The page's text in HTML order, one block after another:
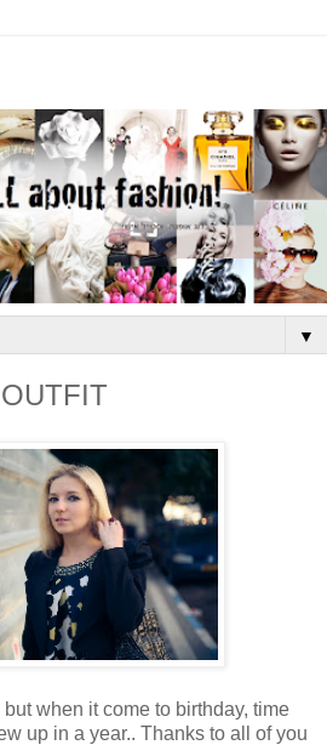
▼
when it come to birthday, time
up in a year.. Thanks to all of you